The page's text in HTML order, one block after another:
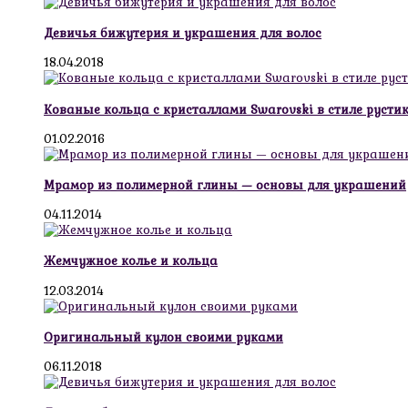
Девичья бижутерия и украшения для волос
18.04.2018
Кованые кольца с кристаллами Swarovski в стиле рустик
01.02.2016
Мрамор из полимерной глины — основы для украшений
04.11.2014
Жемчужное колье и кольца
12.03.2014
Оригинальный кулон своими руками
06.11.2018